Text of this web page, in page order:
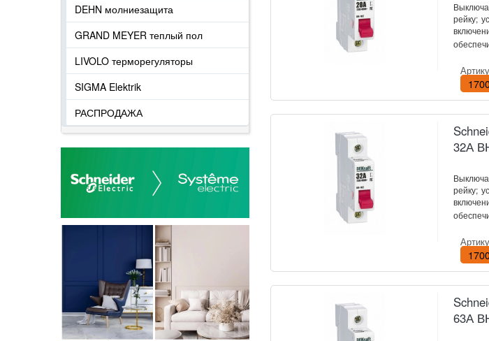
DEHN молниезащита
GRAND MEYER теплый пол
LIVOLO терморегуляторы
SIGMA Elektrik
РАСПРОДАЖА
рейку;
32А
рейку;
63А